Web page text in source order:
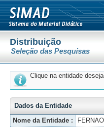
Distribuição
Seleção das Pesquisas
Clique na entidade
Dados da Entidade
Nome da Entidade :